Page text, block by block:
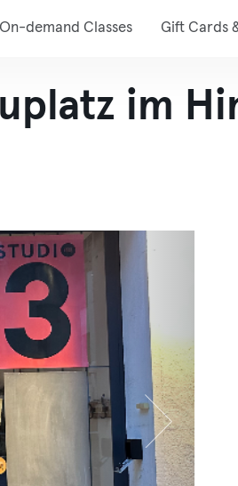
On-demand Classes Gift Cards
im